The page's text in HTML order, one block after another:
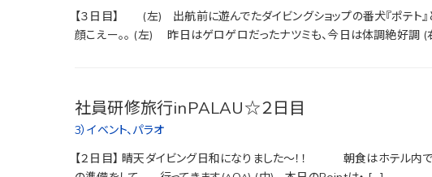
【３日目】 (左) 出航前に遊んでたダイビングショップの番犬『ポテト』
顔こえー。。 (左) 昨日はゲロゲロだったナツミも、今日は体調絶好
社員研修旅行inPALAU☆２日目
3）イベント、パラオ
【２日目】 晴天ダイビング日和になりました～！！ 朝食はホテル内